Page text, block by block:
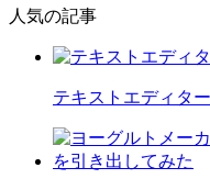
人気の記事
テキストエディタ